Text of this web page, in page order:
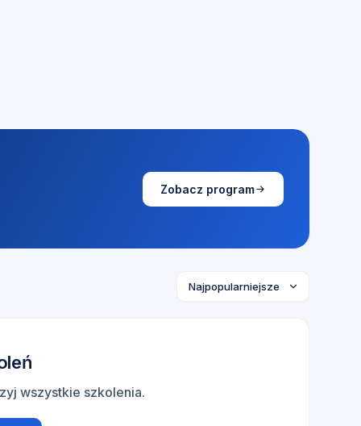
Zobacz program
wszystkie szkolenia.